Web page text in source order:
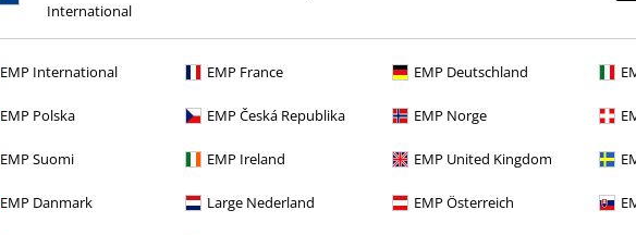
International
EMP International EMP France EMP Deutschland
EMP Polska EMP Česká Republika EMP Norge
EMP Suomi EMP Ireland EMP United Kingdom
EMP Danmark Large Nederland EMP Österreich